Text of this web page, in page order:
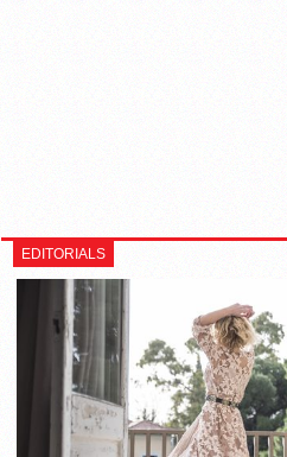
EDITORIALS